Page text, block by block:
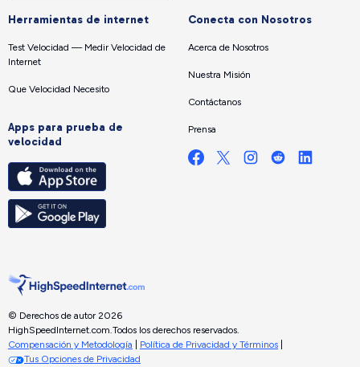
Herramientas de internet
Test Velocidad — Medir Velocidad de
Internet
Que Velocidad Necesito
Apps para prueba de
velocidad
Conecta con Nosotros
Acerca de Nosotros
Nuestra Misión
Contáctanos
Prensa
© Derechos de autor 2026
HighSpeedInternet.com.Todos los derechos reservados.
Compensación y Metodología
Política de Privacidad y Términos
Tus Opciones de Privacidad